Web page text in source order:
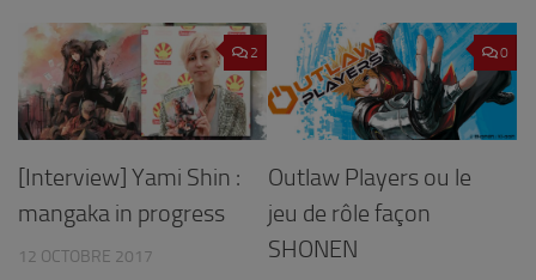
2
[Interview] Yami Shin :
mangaka in progress
12 OCTOBRE 2017
0
Outlaw Players ou le
jeu de rôle façon
SHONEN